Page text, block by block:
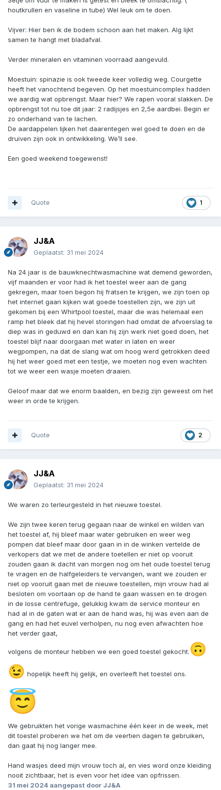
houtkrullen en vaseline in tube) Wel leuk om te doen.
Vijver: Hier ben ik de bodem schoon aan het maken. Alg lijkt
samen te hangt met bladafval.
Verder mineralen en vitaminen voorraad aangevuld.
Moestuin: spinazie is ook tweede keer volledig weg. Courgette
heeft het vanochtend begeven. Op het moestuincomplex hadden
we aardig wat opbrengst. Maar hier? We rapen vooral slakken. De
opbrengst tot nu toe dit jaar: 2 radijsjes en 2,5e aardbei. Begin er
zo onderhand van te lachen.
De aardappelen lijken het daarentegen wel goed te doen en de
druiven zijn ook in ontwikkeling. We’ll see.
Een goed weekend toegewenst!
1
Quote
JJ&A
Geplaatst: 31 mei 2024
Na 24 jaar is de bauwknechtwasmachine wat demend geworden,
vijf maanden er voor had ik het toestel weer aan de gang
gekregen, maar toen begon hij fratsen te krijgen, we zijn toen op
het internet gaan kijken wat goede toestellen zijn, we zijn uit
gekomen bij een Whirtpool toestel, maar die was helemaal een
ramp het bleek dat hij hevel storingen had omdat de afvoerslag te
diep was in geduwd en dan kan hij zijn werk niet goed doen, het
toestel blijf naar doorgaan met water in laten en weer
wegpompen, na dat de slang wat om hoog werd getrokken deed
hij het weer goed met een testje, we moeten nog even wachten
tot we weer een wasje moeten draaien.
Geloof maar dat we enorm baalden, en bezig zijn geweest om het
weer in orde te krijgen.
2
Quote
JJ&A
Geplaatst: 31 mei 2024
We waren zo terleurgesteld in het nieuwe toestel.
We zijn twee keren terug gegaan naar de winkel en wilden van
het toestel af, hij bleef maar water gebruiken en weer weg
pompen dat bleef maar door gaan in in de winken vertelde de
verkopers dat we met de andere toetellen er niet op vooruit
zouden gaan ik dacht van morgen nog om het oude toestel terug
te vragen en de halfgeleiders te vervangen, want we zouden er
niet op vooruit gaan met de nieuwe toestellen, mijn vrouw had al
besloten om voortaan op de hand te gaan wassen en te drogen
in de losse centrefuge, gelukkig kwam de service monteur en
had al in de gaten wat er aan de hand was, hij was even aan de
gang en had het euvel verholpen, nu nog even afwachten hoe
het verder gaat,
volgens de monteur hebben we een goed toestel gekocht.🙃
😉 hopelijk heeft hij gelijk, en overleeft het toestel ons.
😇
We gebruikten het vorige wasmachine één keer in de week, met
dit toestel proberen we het om de veertien dagen te gebruiken,
dan gaat hij nog langer mee.
Hand wasjes deed mijn vrouw toch al, en vies word onze kleiding
nooit zichtbaar, het is even voor het idee van opfrissen.
31 mei 2024 aangepast door JJ&A